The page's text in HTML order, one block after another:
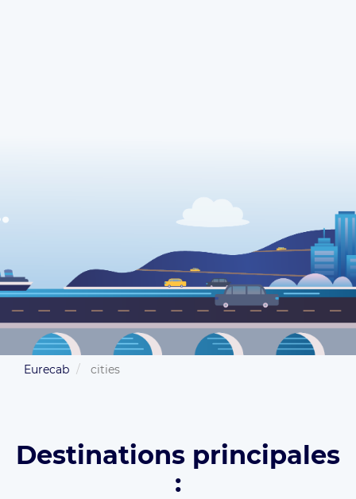
Eurecab cities
Destinations principales
: